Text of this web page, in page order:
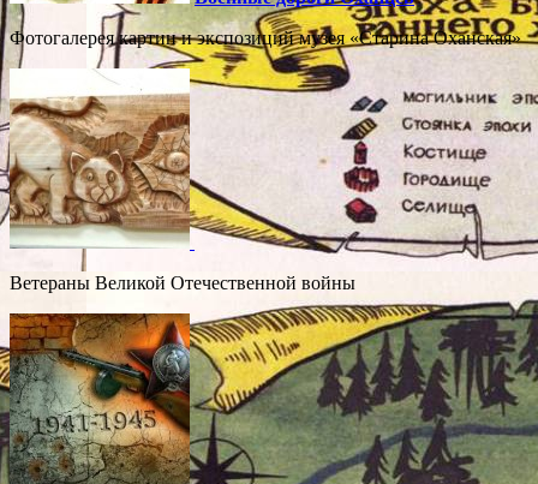
Фотогалерея картин и экспозиций музея «Старина Оханская»
Ветераны Великой Отечественной войны